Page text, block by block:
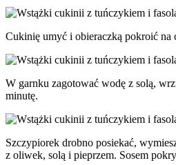
Cukinię umyć i obieraczką pokroić na
W garnku zagotować wodę z solą,
minutę.
Szczypiorek drobno posiekać,
z oliwek, solą i pieprzem. Sosem